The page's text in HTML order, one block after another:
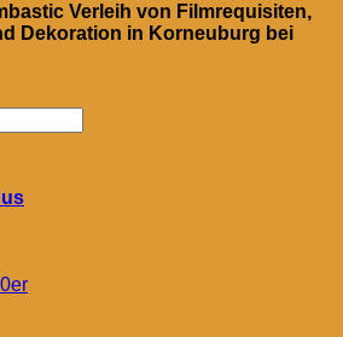
Verleih von Filmrequisiten,
Dekoration in Korneuburg bei